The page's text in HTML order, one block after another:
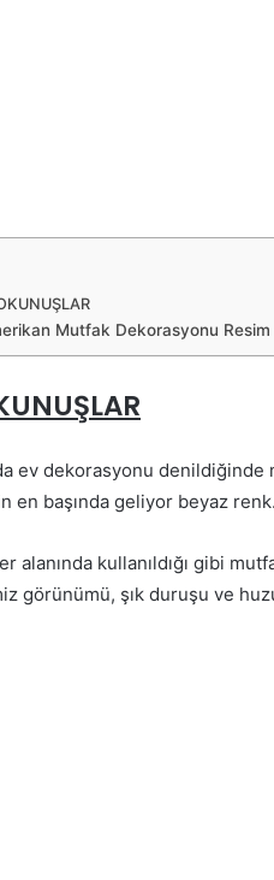
Mutfak Dekorasyonu Resim
ev dekorasyonu
en başında geliyor beyaz renk.
alanında kullanıldığı gibi
görünümü, şık duruşu ve